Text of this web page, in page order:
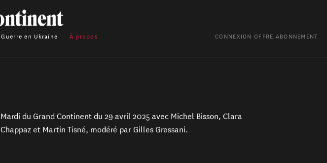
Guerre en Ukraine À propos CONNEXION OFFRE ABONNEMENT
Mardi du Grand Continent du 29 avril 2025 avec Michel Bisson, Clara
Chappaz et Martin Tisné, modéré par Gilles Gressani.